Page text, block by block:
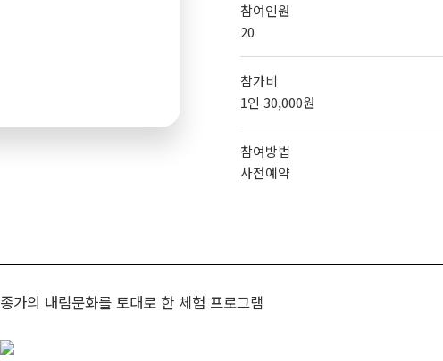
참여인원
20
참가비
1인 30,000원
참여방법
사전예약
종가의 내림문화를 토대로 한 체험 프로그램